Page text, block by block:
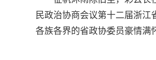
民政治协商会议第十二届浙江
各族各界的省政协委员豪情满